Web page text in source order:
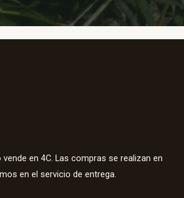
en 4C. Las compras se realizan en
en el servicio de entrega.